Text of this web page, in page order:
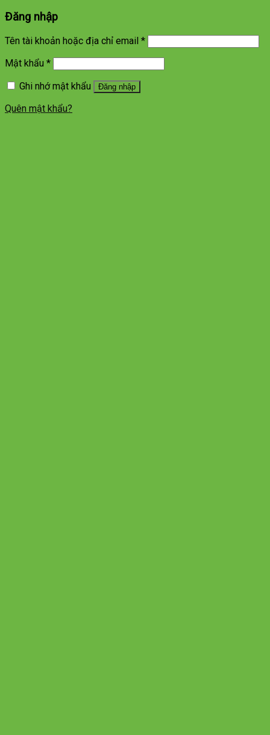
Đăng nhập
Tên tài khoản hoặc địa chỉ email *
Mật khẩu *
Ghi nhớ mật khẩu
Đăng nhập
Quên mật khẩu?